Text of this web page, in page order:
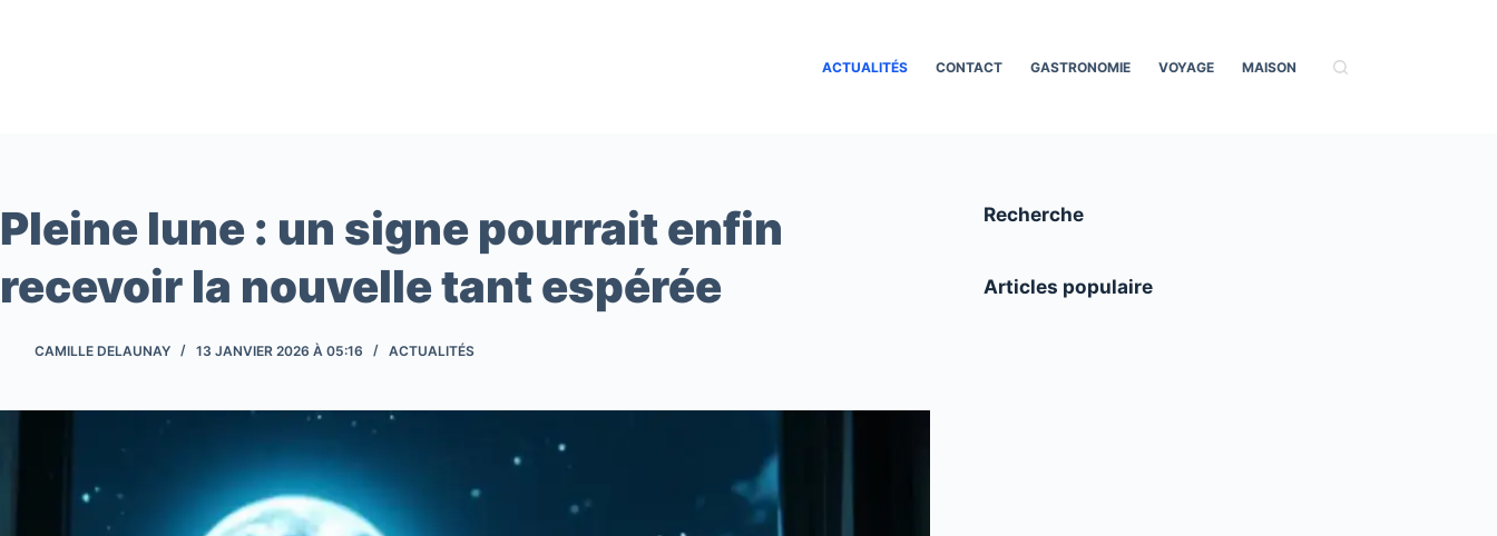
ACTUALITÉS CONTACT GASTRONOMIE VOYAGE MAISON
Pleine lune : un signe pourrait enfin
recevoir la nouvelle tant espérée
CAMILLE DELAUNAY 13 JANVIER 2026 À 05:16 ACTUALITÉS
Recherche
Articles populaire